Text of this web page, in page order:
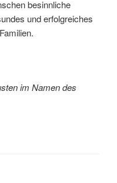
besinnliche
und erfolgreiches
im Namen des